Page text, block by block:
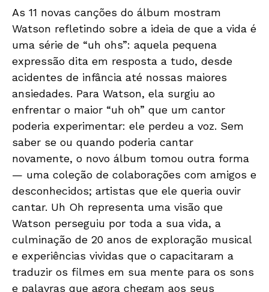
As 11 novas canções do álbum mostram
Watson refletindo sobre a ideia de que a vida é
uma série de “uh ohs”: aquela pequena
expressão dita em resposta a tudo, desde
acidentes de infância até nossas maiores
ansiedades. Para Watson, ela surgiu ao
enfrentar o maior “uh oh” que um cantor
poderia experimentar: ele perdeu a voz. Sem
saber se ou quando poderia cantar
novamente, o novo álbum tomou outra forma
— uma coleção de colaborações com amigos e
desconhecidos; artistas que ele queria ouvir
cantar. Uh Oh representa uma visão que
Watson perseguiu por toda a sua vida, a
culminação de 20 anos de exploração musical
e experiências vividas que o capacitaram a
traduzir os filmes em sua mente para os sons
e palavras que agora chegam aos seus